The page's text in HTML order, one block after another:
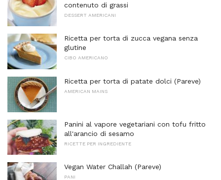
contenuto di grassi
DESSERT AMERICANI
Ricetta per torta di zucca vegana senza
glutine
CIBO AMERICANO
Ricetta per torta di patate dolci (Pareve)
AMERICAN MAINS
Panini al vapore vegetariani con tofu fritto
all'arancio di sesamo
RICETTE PER INGREDIENTE
Vegan Water Challah (Pareve)
PANI